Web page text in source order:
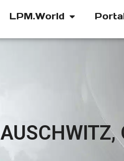
LPM.World
AUSCHWITZ,